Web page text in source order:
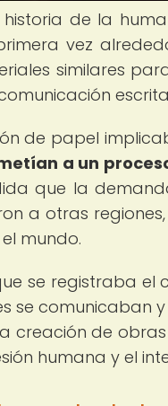
de la
vez
similares
de papel
a un
que la
a otras
mundo.
se registraba el
comunicaban
creación de
humana y el